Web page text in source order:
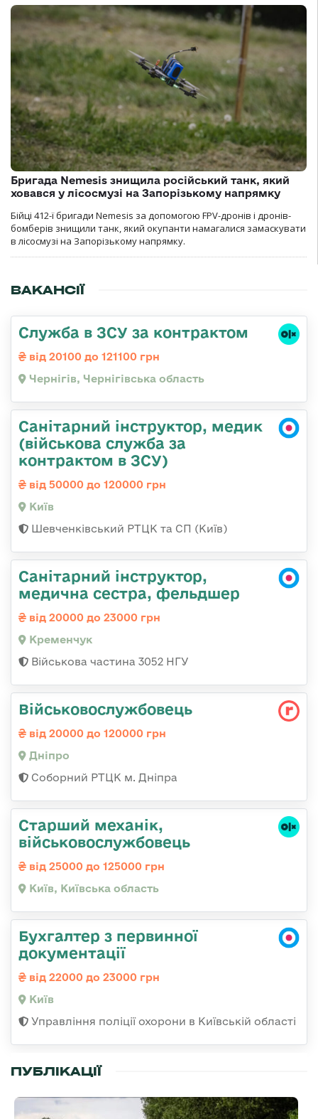
Бригада Nemesis знищила російський танк, який
ховався у лісосмузі на Запорізькому напрямку
Бійці 412-ї бригади Nemesis за допомогою FPV-дронів і дронів-
бомберів знищили танк, який окупанти намагалися замаскувати
в лісосмузі на Запорізькому напрямку.
ВАКАНСІЇ
Служба в ЗСУ за контрактом
від 20100 до 121100 грн
Чернігів, Чернігівська область
Санітарний інструктор, медик
(військова служба за
контрактом в ЗСУ)
від 50000 до 120000 грн
Київ
Шевченківський РТЦК та СП (Київ)
Санітарний інструктор,
медична сестра, фельдшер
від 20000 до 23000 грн
Кременчук
Військова частина 3052 НГУ
Військовослужбовець
від 20000 до 120000 грн
Дніпро
Соборний РТЦК м. Дніпра
Стаpший механік,
військовослужбовець
від 25000 до 125000 грн
Київ, Київська область
Бухгалтер з первинної
документації
від 22000 до 23000 грн
Київ
Управління поліції охорони в Київській області
ПУБЛІКАЦІЇ